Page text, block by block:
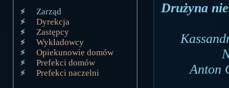
Zarząd
Dyrekcja
Zastępcy
Wykładowcy
Opiekunowie domów
Prefekci domów
Prefekci naczelni
Drużyna
Anton